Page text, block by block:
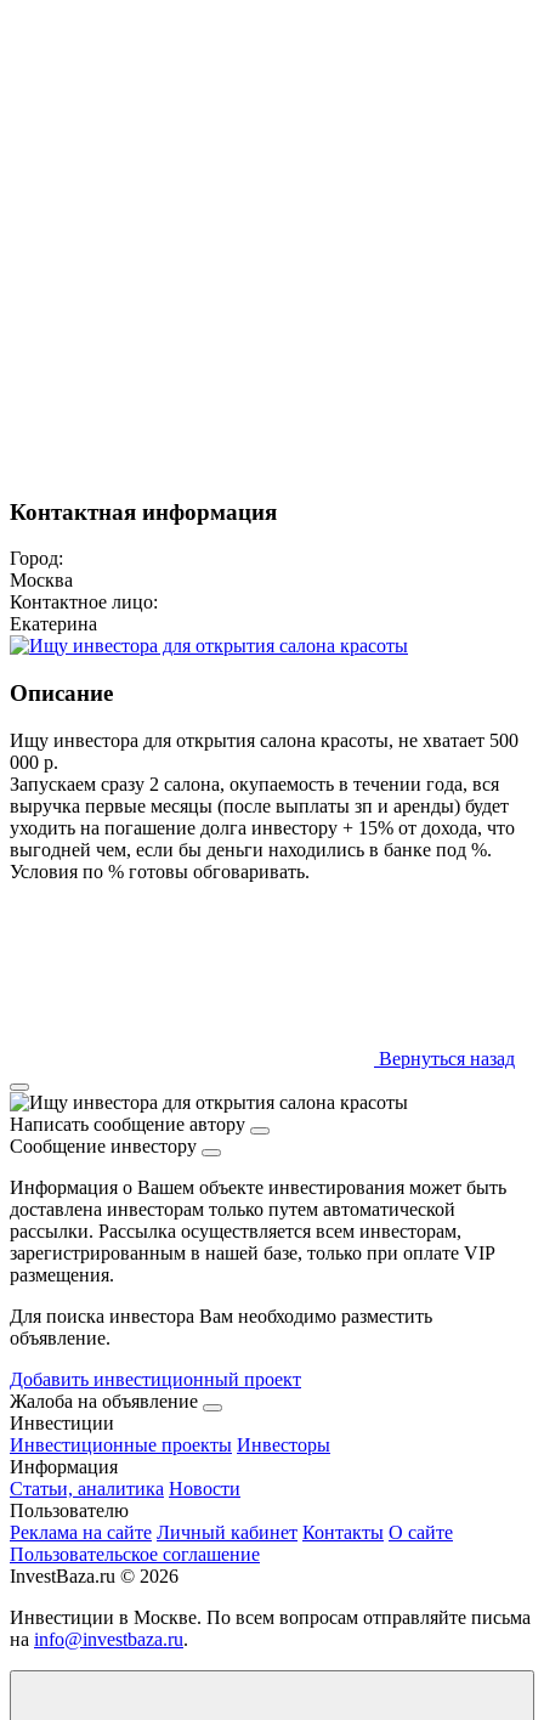
Контактная информация
Город:
Москва
Контактное лицо:
Екатерина
Описание
Ищу инвестора для открытия салона красоты, не хватает 500
000 р.
Запускаем сразу 2 салона, окупаемость в течении года, вся
выручка первые месяцы (после выплаты зп и аренды) будет
уходить на погашение долга инвестору + 15% от дохода, что
выгодней чем, если бы деньги находились в банке под %.
Условия по % готовы обговаривать.
Вернуться назад
Написать сообщение автору
Сообщение инвестору
Информация о Вашем объекте инвестирования может быть
доставлена инвесторам только путем автоматической
рассылки. Рассылка осуществляется всем инвесторам,
зарегистрированным в нашей базе, только при оплате VIP
размещения.
Для поиска инвестора Вам необходимо разместить
объявление.
Добавить инвестиционный проект
Жалоба на объявление
Инвестиции
Инвестиционные проекты Инвесторы
Информация
Статьи, аналитика Новости
Пользователю
Реклама на сайте Личный кабинет Контакты О сайте
Пользовательское соглашение
InvestBaza.ru © 2026
Инвестиции в Москве. По всем вопросам отправляйте письма
на info@investbaza.ru.